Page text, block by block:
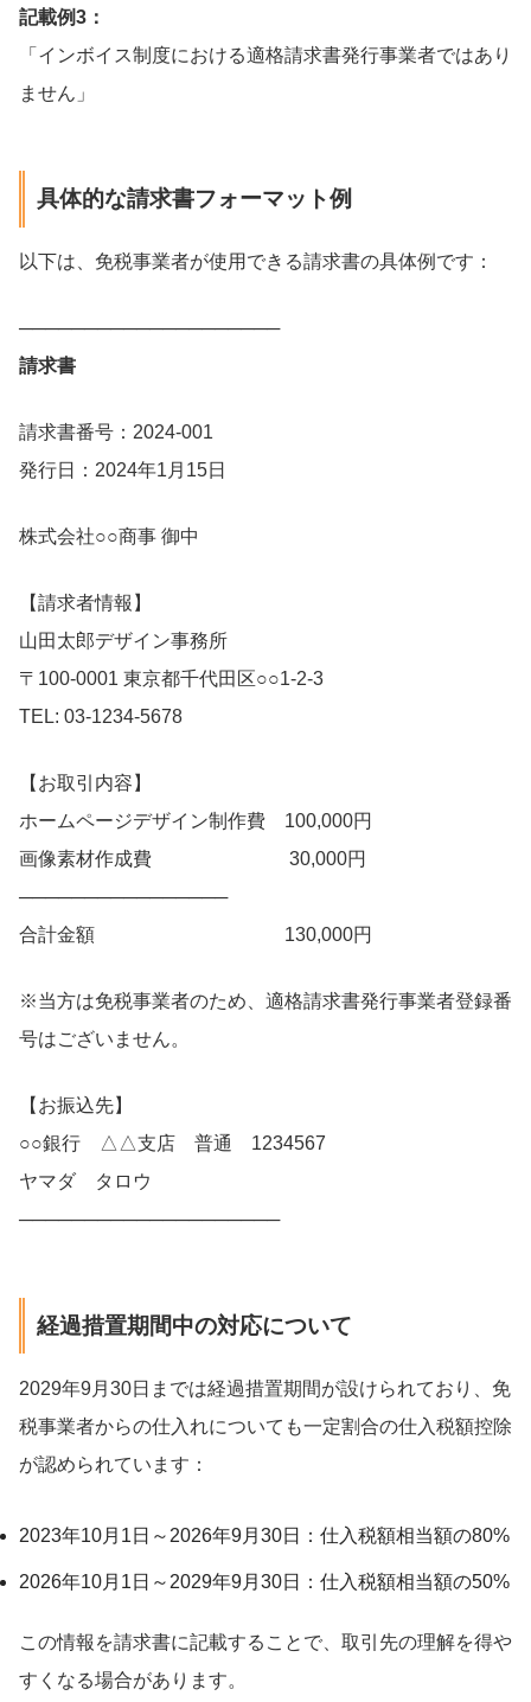
記載例3：
「インボイス制度における適格請求書発行事業者ではあり
ません」
具体的な請求書フォーマット例
以下は、免税事業者が使用できる請求書の具体例です：
────────────────────
請求書
請求書番号：2024-001
発行日：2024年1月15日
株式会社○○商事 御中
【請求者情報】
山田太郎デザイン事務所
〒100-0001 東京都千代田区○○1-2-3
TEL: 03-1234-5678
【お取引内容】
ホームページデザイン制作費 100,000円
画像素材作成費 30,000円
────────────────
合計金額 130,000円
※当方は免税事業者のため、適格請求書発行事業者登録番
号はございません。
【お振込先】
○○銀行 △△支店 普通 1234567
ヤマダ タロウ
────────────────────
経過措置期間中の対応について
2029年9月30日までは経過措置期間が設けられており、免
税事業者からの仕入れについても一定割合の仕入税額控除
が認められています：
2023年10月1日～2026年9月30日：仕入税額相当額の80%
2026年10月1日～2029年9月30日：仕入税額相当額の50%
この情報を請求書に記載することで、取引先の理解を得や
すくなる場合があります。